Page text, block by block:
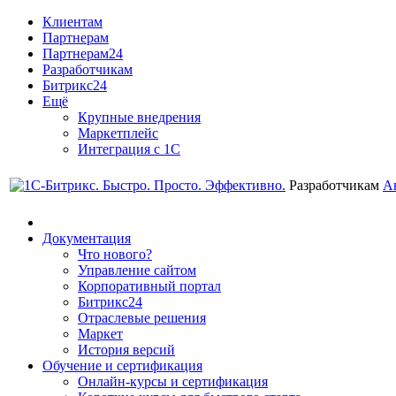
Клиентам
Партнерам
Партнерам24
Разработчикам
Битрикс24
Ещё
Крупные внедрения
Маркетплейс
Интеграция с 1С
Разработчикам
Документация
Что нового?
Управление сайтом
Корпоративный портал
Битрикс24
Отраслевые решения
Маркет
История версий
Обучение и сертификация
Онлайн-курсы и сертификация